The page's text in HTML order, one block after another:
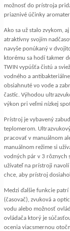
možnosť do prístroja
priaznivé účinky
Ako sa už stalo zvykom,
atraktívny svojím
navyše ponúkaný v
ktorému sa hodí takmer
TWIN vypúšťa čistú a
vodného a
obsiahnuté vo vode a
častíc. Výhodou
výkon pri veľmi nízkej
Prístroj je vybavený
teplomerom.
pracovať v manuálnom
manuálnom režime si
vodných pár v 3 rôznych
užívateľ na prístroji
chce, aby prístroj dosiahol
Medzi ďalšie funkcie
(časovač), zvuková a
vodu alebo možnosť
ovládača ktorý je
ocenia viacsmernou